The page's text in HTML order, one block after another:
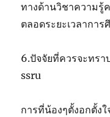
ทางด้านวิชาความรู้
ตลอดระยะเวลากา
6.ปัจจัยที่ควรจะทร
ssru
การที่น้องๆตั้งอกตั้ง